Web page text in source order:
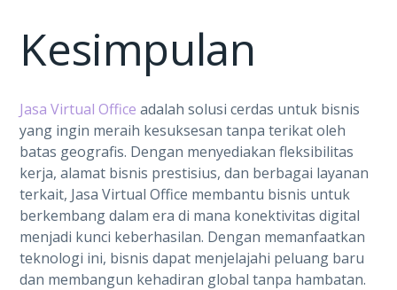
Kesimpulan
Jasa Virtual Officeadalah solusi cerdas untuk bisnis
yang ingin meraih kesuksesan tanpa terikat oleh
batas geografis. Dengan menyediakan fleksibilitas
kerja, alamat bisnis prestisius, dan berbagai layanan
terkait, Jasa Virtual Office membantu bisnis untuk
berkembang dalam era di mana konektivitas digital
menjadi kunci keberhasilan. Dengan memanfaatkan
teknologi ini, bisnis dapat menjelajahi peluang baru
dan membangun kehadiran global tanpa hambatan.